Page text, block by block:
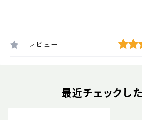
レビュー
最近チェックし